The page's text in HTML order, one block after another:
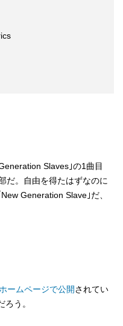
Slaves｣の1曲目
だ。自由を得たはずなのに
Generation Slave｣だ、
ームページで公開されてい
う。